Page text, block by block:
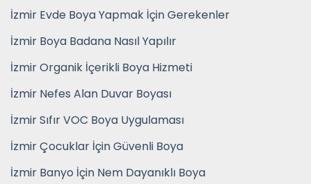
İzmir Evde Boya Yapmak İçin Gerekenler
İzmir Boya Badana Nasıl Yapılır
İzmir Organik İçerikli Boya Hizmeti
İzmir Nefes Alan Duvar Boyası
İzmir Sıfır VOC Boya Uygulaması
İzmir Çocuklar İçin Güvenli Boya
İzmir Banyo İçin Nem Dayanıklı Boya